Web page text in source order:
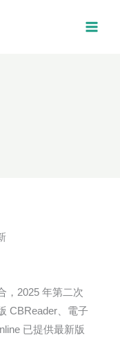
，2025 年第二次
CBReader、電子
已提供最新版